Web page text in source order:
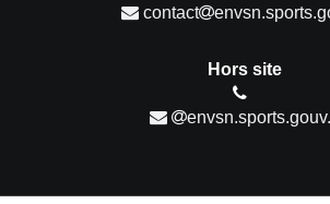
contact
Hors site